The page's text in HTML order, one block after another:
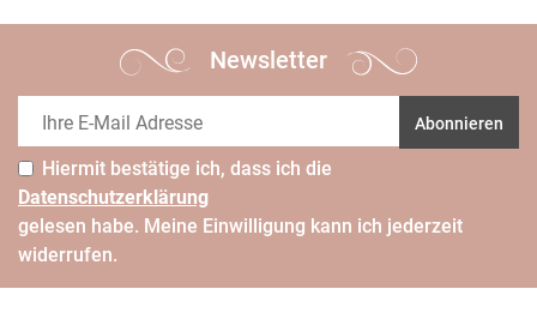
Newsletter
Abonnieren
Hiermit bestätige ich, dass ich die
Daten­schutz­erklärung
gelesen habe. Meine Einwilligung kann ich jederzeit
widerrufen.